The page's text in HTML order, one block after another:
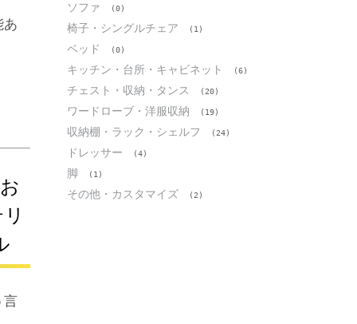
あ
言
ソファ (0)
椅子・シングルチェア (1)
ベッド (0)
キッチン・台所・キャビネット (6)
チェスト・収納・タンス (20)
ワードローブ・洋服収納 (19)
収納棚・ラック・シェルフ (24)
ドレッサー (4)
脚 (1)
その他・カスタマイズ (2)